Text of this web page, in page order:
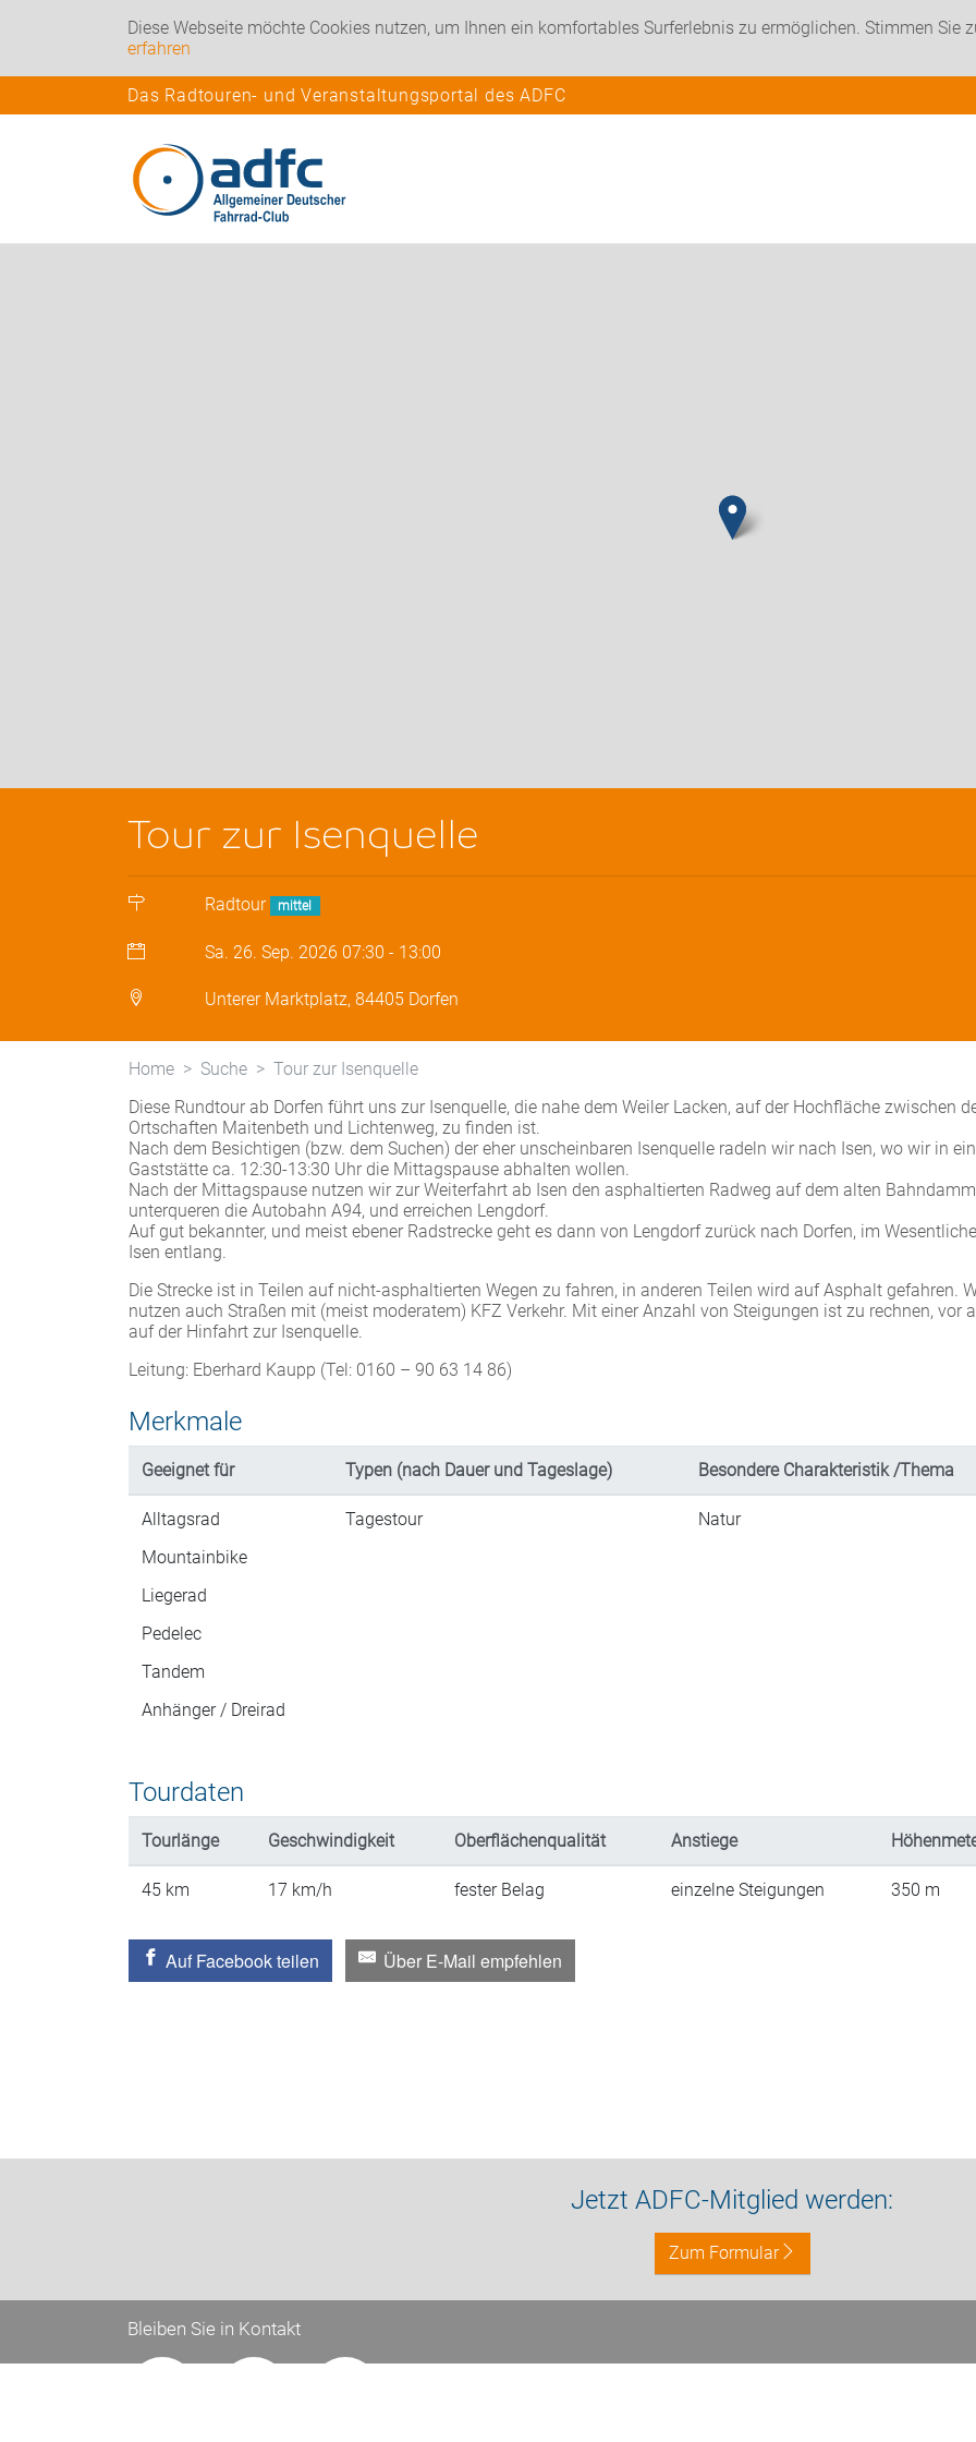
Diese Webseite möchte Cookies nutzen, um Ihnen ein komfortables Surferlebnis zu ermöglichen. Stimmen Sie
erfahren
Das Radtouren- und Veranstaltungsportal des ADFC
Tour zur Isenquelle
Radtour mittel
Sa. 26. Sep. 2026 07:30 - 13:00
Unterer Marktplatz, 84405 Dorfen
Home Suche
Tour zur Isenquelle
Diese Rundtour ab Dorfen führt uns zur Isenquelle, die nahe dem Weiler Lacken, auf der Hochfläche zwischen
Ortschaften Maitenbeth und Lichtenweg, zu finden ist.
Nach dem Besichtigen (bzw. dem Suchen) der eher unscheinbaren Isenquelle radeln wir nach Isen, wo wir in
Gaststätte ca. 12:30-13:30 Uhr die Mittagspause abhalten wollen.
Nach der Mittagspause nutzen wir zur Weiterfahrt ab Isen den asphaltierten Radweg auf dem alten
unterqueren die Autobahn A94, und erreichen Lengdorf.
Auf gut bekannter, und meist ebener Radstrecke geht es dann von Lengdorf zurück nach Dorfen, im
Isen entlang.
Die Strecke ist in Teilen auf nicht-asphaltierten Wegen zu fahren, in anderen Teilen wird auf Asphalt gefahren.
nutzen auch Straßen mit (meist moderatem) KFZ Verkehr. Mit einer Anzahl von Steigungen ist zu rechnen, vor
auf der Hinfahrt zur Isenquelle.
Leitung: Eberhard Kaupp (Tel: 0160 – 90 63 14 86)
Merkmale
Geeignet für Typen (nach Dauer und Tageslage) Besondere Charakteristik /Thema
Alltagsrad
Mountainbike
Liegerad
Pedelec
Tandem
Anhänger / Dreirad
Tagestour Natur
Tourdaten
Tourlänge Geschwindigkeit Oberflächenqualität Anstiege
45 km 17 km/h fester Belag einzelne Steigungen 350 m
Auf Facebook teilen Über E-Mail empfehlen
Jetzt ADFC-Mitglied werden:
Zum Formular
Bleiben Sie in Kontakt